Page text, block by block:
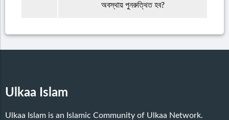
অবস্থায় পুনরুত্থিত হব?
Ulkaa Islam
Ulkaa Islam is an Islamic Community of Ulkaa Network.